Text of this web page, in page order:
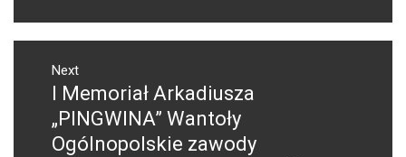
Next
Next
post:
I Memoriał Arkadiusza
„PINGWINA” Wantoły
Ogólnopolskie zawody